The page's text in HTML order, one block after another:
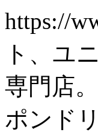
https://
ト、ユ
専門店
ポンド